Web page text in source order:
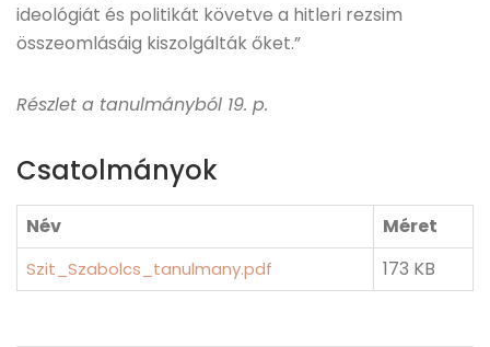
ideológiát és politikát követve a hitleri rezsim
összeomlásáig kiszolgálták őket.”
Részlet a tanulmányból 19. p.
Csatolmányok
Név Méret
Szit_Szabolcs_tanulmany.pdf 173 KB